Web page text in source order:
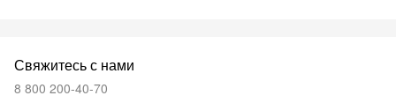
Свяжитесь с нами
8 800 200-40-70